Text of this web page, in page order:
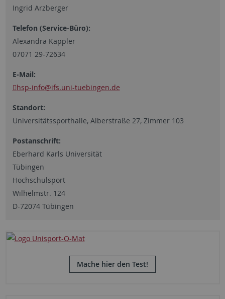
Ingrid Arzberger
Telefon (Service-Büro):
Alexandra Kappler
07071 29-72634
E-Mail:
hsp-info@ifs.uni-tuebingen.de
Standort:
Universitätssporthalle, Alberstraße 27, Zimmer 103
Postanschrift:
Eberhard Karls Universität
Tübingen
Hochschulsport
Wilhelmstr. 124
D-72074 Tübingen
Mache hier den Test!